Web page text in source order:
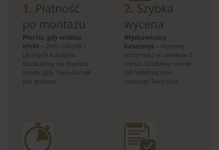
1. Płatność
po montażu
Płacisz, gdy widzisz
efekt – Zero zaliczek i
ukrytych kosztów.
Rozliczamy się dopiero
wtedy, gdy Twój domek
jest gotowy.
2. Szybka
wycena
Błyskawiczny
kosztorys – Wycenę
otrzymasz w zaledwie 5
minut. Działamy online
lub telefonicznie,
szanując Twój czas.